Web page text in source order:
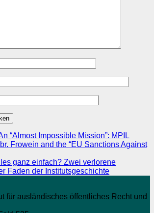
“Almost Impossible Mission”: MPIL
Frowein and the “EU Sanctions Against
ganz einfach? Zwei verlorene
Faden der Institutsgeschichte
für ausländisches öffentliches Recht und